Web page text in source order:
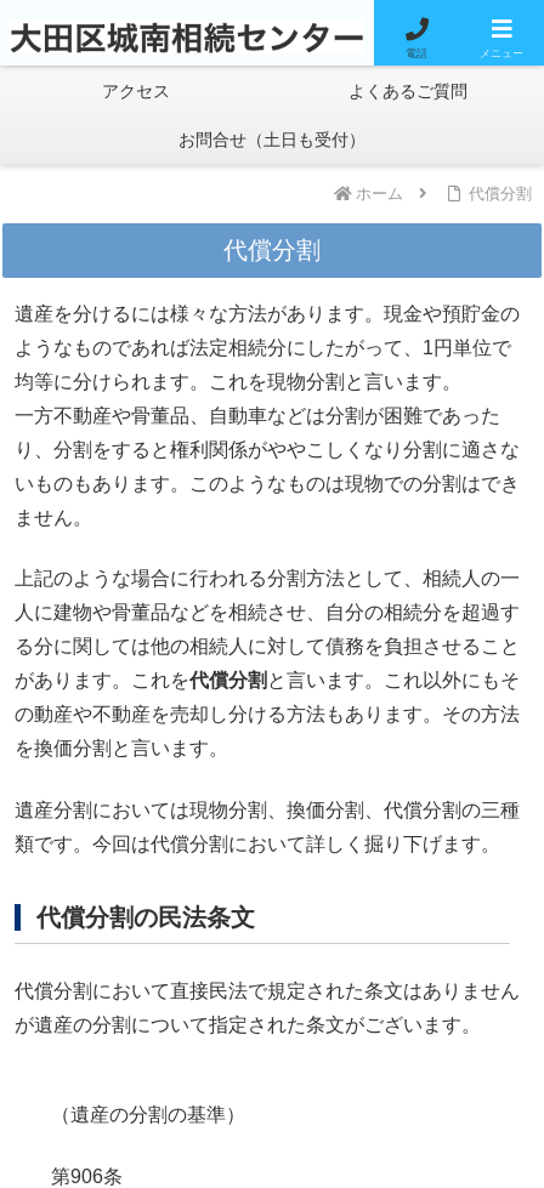
料金案内 無料相談
アクセス よくあるご質問
お問合せ（土日も受付）
ホーム 代償分割
代償分割
遺産を分けるには様々な方法があります。現金や預貯金の
ようなものであれば法定相続分にしたがって、1円単位で
均等に分けられます。これを現物分割と言います。
一方不動産や骨董品、自動車などは分割が困難であった
り、分割をすると権利関係がややこしくなり分割に適さな
いものもあります。このようなものは現物での分割はでき
ません。
上記のような場合に行われる分割方法として、相続人の一
人に建物や骨董品などを相続させ、自分の相続分を超過す
る分に関しては他の相続人に対して債務を負担させること
があります。これを代償分割 と言います。これ以外にもそ
の動産や不動産を売却し分ける方法もあります。その方法
を換価分割と言います。
遺産分割においては現物分割、換価分割、代償分割の三種
類です。今回は代償分割において詳しく掘り下げます。
代償分割の民法条文
代償分割において直接民法で規定された条文はありません
が遺産の分割について指定された条文がございます。
（遺産の分割の基準）
第906条
電話 メニュー